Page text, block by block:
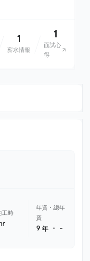
1
薪水情報
1
面試心
得
工時
年資・總年
資
9 年 ・ -